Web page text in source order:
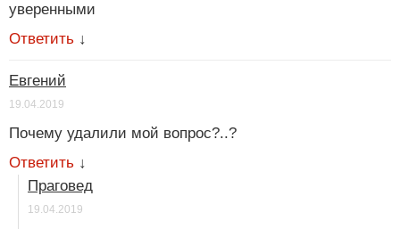
уверенными
Ответить ↓
Евгений
19.04.2019
Почему удалили мой вопрос?..?
Ответить ↓
Праговед
19.04.2019